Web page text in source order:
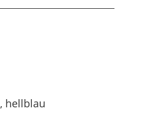
, hellblau